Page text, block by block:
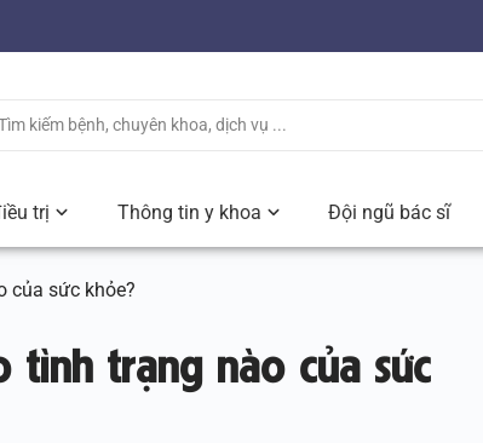
trị Thông tin y khoa Đội ngũ bác sĩ
của sức khỏe?
tình trạng nào của sức